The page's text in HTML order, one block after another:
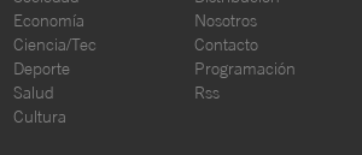
Economía
Ciencia/Tec
Deporte
Salud
Cultura
Nosotros
Contacto
Programación
Rss